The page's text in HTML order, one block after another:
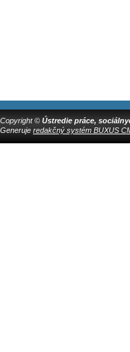
Copyright © Ústredie práce,
Generuje redakčný systém BUXUS